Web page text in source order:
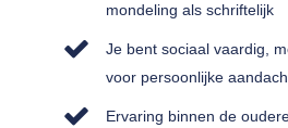
mondeling als schriftelijk
Je bent sociaal vaardig,
voor persoonlijke
Ervaring binnen de